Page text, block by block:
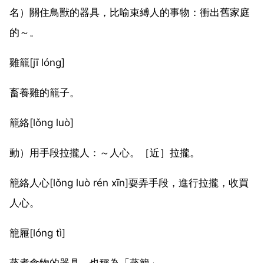
名）關住鳥獸的器具，比喻束縛人的事物：衝出舊家庭
的～。
雞籠[jī lóng]
畜養雞的籠子。
籠絡[lǒng luò]
動）用手段拉攏人：～人心。［近］拉攏。
籠絡人心[lǒng luò rén xīn]耍弄手段，進行拉攏，收買
人心。
籠屜[lóng tì]